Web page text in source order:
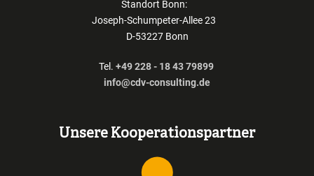
Standort Bonn:
Joseph-Schumpeter-Allee 23
D-53227 Bonn
Tel. +49 228 - 18 43 79899
info@cdv-consulting.de
Unsere Kooperationspartner